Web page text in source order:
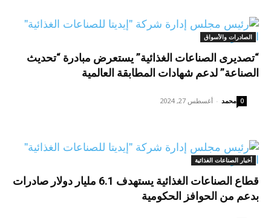
الصادرات والأسواق
“تصديرى الصناعات الغذائية” يستعرض مبادرة “تحديث
الصناعة” لدعم شهادات المطابقة العالمية
محمد - أغسطس 27, 2024 0
أخبار الصناعات الغذائية
قطاع الصناعات الغذائية يستهدف 6.1 مليار دولار صادرات
بدعم من الحوافز الحكومية